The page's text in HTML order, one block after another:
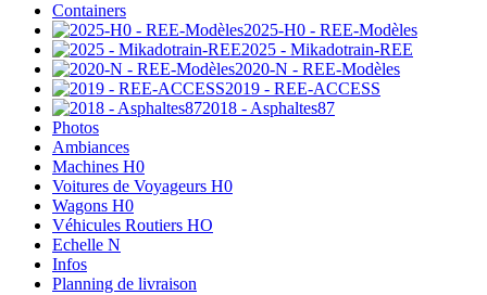
Containers
2025-H0 - REE-Modèles
2025 - Mikadotrain-REE
2020-N - REE-Modèles
2019 - REE-ACCESS
2018 - Asphaltes87
Photos
Ambiances
Machines H0
Voitures de Voyageurs H0
Wagons H0
Véhicules Routiers HO
Echelle N
Infos
Planning de livraison